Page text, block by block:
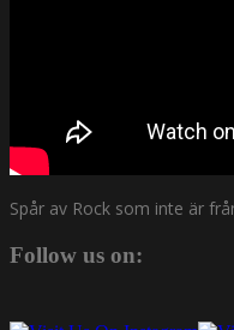
Spår av Rock som inte är
Follow us on: